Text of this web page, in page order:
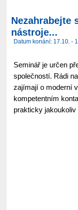
Nezahrabejte
nástroje...
Datum konání: 17.10. -
Seminář je určen
společností. Rádi
zajímají o moderní
kompetentním
prakticky